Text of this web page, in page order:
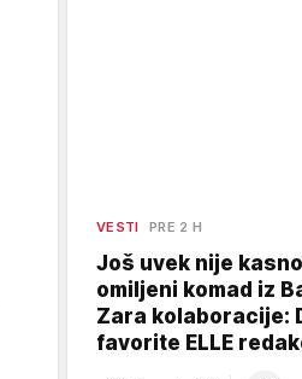
VESTI PRE 2 H
Još uvek nije
omiljeni komad iz
Zara kolaboracije:
favorite ELLE